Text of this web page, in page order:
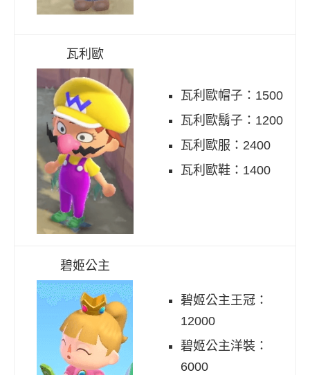
瓦利歐
瓦利歐帽子：1500
瓦利歐鬍子：1200
瓦利歐服：2400
瓦利歐鞋：1400
碧姬公主
碧姬公主王冠：
12000
碧姬公主洋裝：
6000